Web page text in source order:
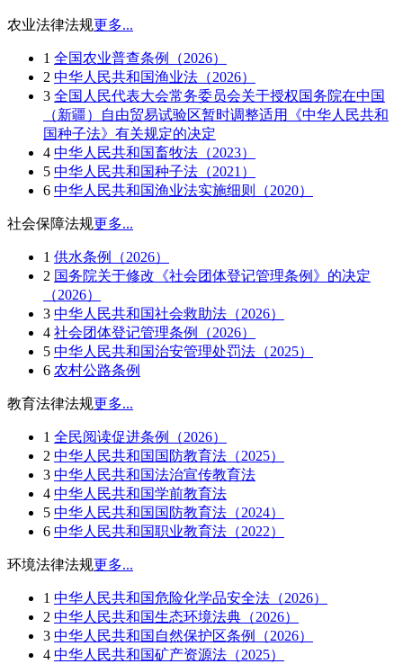
农业法律法规更多...
1 全国农业普查条例（2026）
2 中华人民共和国渔业法（2026）
3 全国人民代表大会常务委员会关于授权国务院在中国
（新疆）自由贸易试验区暂时调整适用《中华人民共和
国种子法》有关规定的决定
4 中华人民共和国畜牧法（2023）
5 中华人民共和国种子法（2021）
6 中华人民共和国渔业法实施细则（2020）
社会保障法规更多...
1 供水条例（2026）
2 国务院关于修改《社会团体登记管理条例》的决定
（2026）
3 中华人民共和国社会救助法（2026）
4 社会团体登记管理条例（2026）
5 中华人民共和国治安管理处罚法（2025）
6 农村公路条例
教育法律法规更多...
1 全民阅读促进条例（2026）
2 中华人民共和国国防教育法（2025）
3 中华人民共和国法治宣传教育法
4 中华人民共和国学前教育法
5 中华人民共和国国防教育法（2024）
6 中华人民共和国职业教育法（2022）
环境法律法规更多...
1 中华人民共和国危险化学品安全法（2026）
2 中华人民共和国生态环境法典（2026）
3 中华人民共和国自然保护区条例（2026）
4 中华人民共和国矿产资源法（2025）